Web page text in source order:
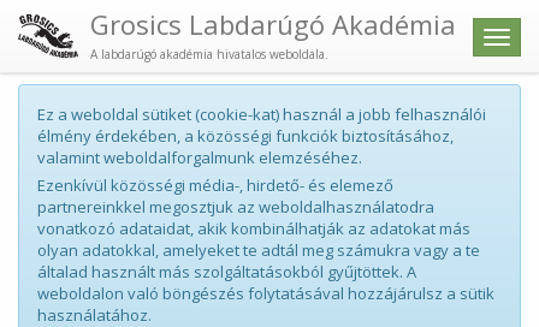
Menü
Grosics Labdarúgó Akadémia
A labdarúgó akadémia hivatalos weboldala.
Ez a weboldal sütiket (cookie-kat) használ a jobb felhasználói
élmény érdekében, a közösségi funkciók biztosításához,
valamint weboldalforgalmunk elemzéséhez.
Ezenkívül közösségi média-, hirdető- és elemező
partnereinkkel megosztjuk az weboldalhasználatodra
vonatkozó adataidat, akik kombinálhatják az adatokat más
olyan adatokkal, amelyeket te adtál meg számukra vagy a te
általad használt más szolgáltatásokból gyűjtöttek. A
weboldalon való böngészés folytatásával hozzájárulsz a sütik
használatához.